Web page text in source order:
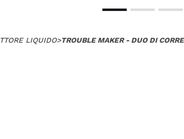
LIQUIDO>TROUBLE MAKER - DUO DI